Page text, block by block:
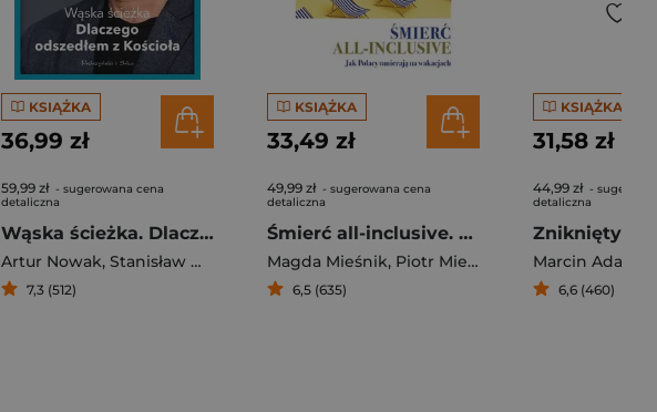
KSIĄŻKA
36,99 zł
59,99 zł - sugerowana cena
detaliczna
Wąska ścieżka. Dlaczego odszedłem z Kościoła
Artur Nowak, Stanisław Obirek
7,3 (512)
KSIĄŻKA
33,49 zł
49,99 zł - sugerowana cena
detaliczna
Śmierć all-inclusive. Jak Polacy umierają na wakacjach
Magda Mieśnik, Piotr Mieśnik
6,5 (635)
KSIĄŻKA
31,58 zł
44,99 zł -
detaliczna
Marcin
6,6 (460)